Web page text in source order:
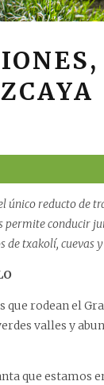
único reducto de
permite conducir
de txakolí, cuevas
rodean el
valles y
que estamos